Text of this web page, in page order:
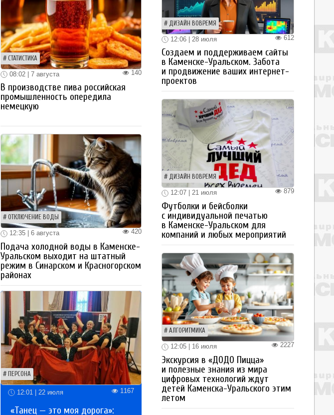
СТАТИСТИКА
140
08:02 | 7 августа
В производстве пива российская
промышленность опередила
немецкую
ОТКЛЮЧЕНИЕ ВОДЫ
420
12:35 | 6 августа
Подача холодной воды в Каменске-
Уральском выходит на штатный
режим в Синарском и Красногорском
районах
ПЕРСОНА
12:01 | 22 июля 1167
«Танец — это моя дорога»:
ДИЗАЙН ВОВРЕМЯ
612
12:06 | 28 июля
Создаем и поддерживаем сайты
в Каменске-Уральском. Забота
и продвижение ваших интернет-
проектов
ДИЗАЙН ВОВРЕМЯ
879
12:07 | 21 июля
Футболки и бейсболки
с индивидуальной печатью
в Каменске-Уральском для
компаний и любых мероприятий
АЛГОРИТМИКА
2227
12:05 | 16 июля
Экскурсия в «ДОДО Пицца»
и полезные знания из мира
цифровых технологий ждут
детей Каменска-Уральского этим
летом